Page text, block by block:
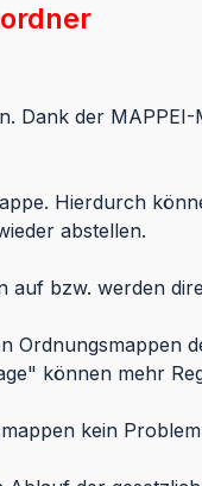
Dank der
Hierdurch
abstellen.
auf bzw. werden
können mehr
kein